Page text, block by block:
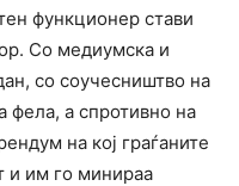
функционер стави
Со медиумска и
со соучесништво на
фела, а спротивно на
на кој граѓаните
и им го минираа